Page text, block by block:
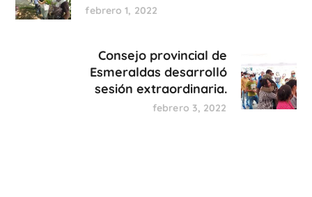
febrero 1, 2022
Consejo provincial de
Esmeraldas desarrolló
sesión extraordinaria.
febrero 3, 2022